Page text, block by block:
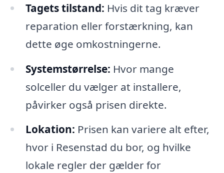
Tagets tilstand: Hvis dit tag kræver
reparation eller forstærkning, kan
dette øge omkostningerne.
Systemstørrelse: Hvor mange
solceller du vælger at installere,
påvirker også prisen direkte.
Lokation: Prisen kan variere alt efter,
hvor i Resenstad du bor, og hvilke
lokale regler der gælder for